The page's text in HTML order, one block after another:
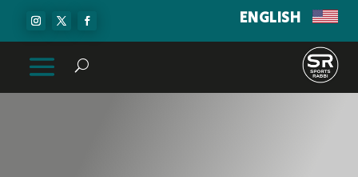
ENGLISH